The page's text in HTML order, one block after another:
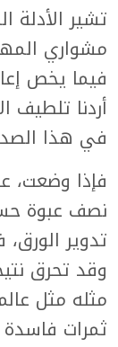
تشير الأدلة
مشواري
فيما يخص
أردنا تلطيف
في هذا
فإذا وضعت،
نصف عبوة
تدوير
وقد تحرق
مثله مثل
ثمرات